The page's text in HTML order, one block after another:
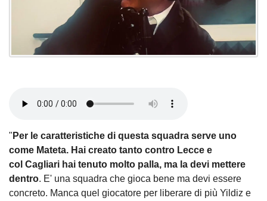
" Per le caratteristiche di questa squadra serve uno
come Mateta. Hai creato tanto contro Lecce e
col Cagliari hai tenuto molto palla, ma la devi mettere
dentro. E' una squadra che gioca bene ma devi essere
concreto. Manca quel giocatore per liberare di più Yildiz e